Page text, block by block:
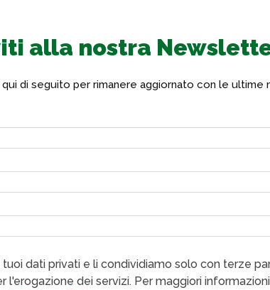
alla nostra
qui di seguito per rimanere aggiornato con le ultime
tuoi dati privati e li condividiamo solo con terze
l'erogazione dei servizi. Per maggiori